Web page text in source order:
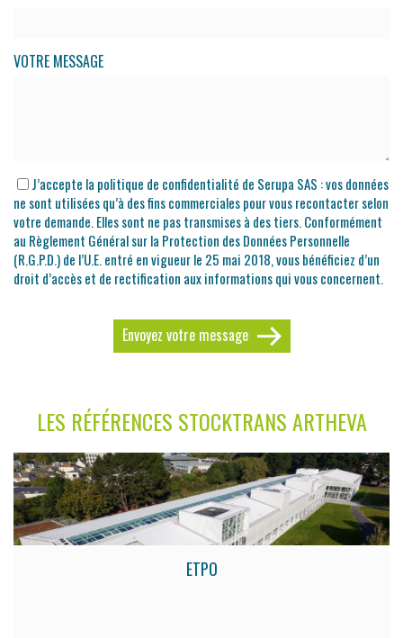
VOTRE MESSAGE
J’accepte la politique de confidentialité de Serupa SAS : vos données
ne sont utilisées qu’à des fins commerciales pour vous recontacter selon
votre demande. Elles sont ne pas transmises à des tiers. Conformément
au Règlement Général sur la Protection des Données Personnelle
(R.G.P.D.) de l’U.E. entré en vigueur le 25 mai 2018, vous bénéficiez d’un
droit d’accès et de rectification aux informations qui vous concernent.
Envoyez votre message
LES RÉFÉRENCES STOCKTRANS ARTHEVA
ETPO